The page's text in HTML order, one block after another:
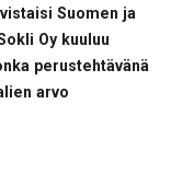
Suomen ja
Oy kuuluu
perustehtävänä
arvo